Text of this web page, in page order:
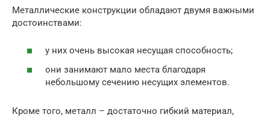
Металлические конструкции обладают двумя важными
достоинствами:
у них очень высокая несущая способность;
они занимают мало места благодаря
небольшому сечению несущих элементов.
Кроме того, металл – достаточно гибкий материал,